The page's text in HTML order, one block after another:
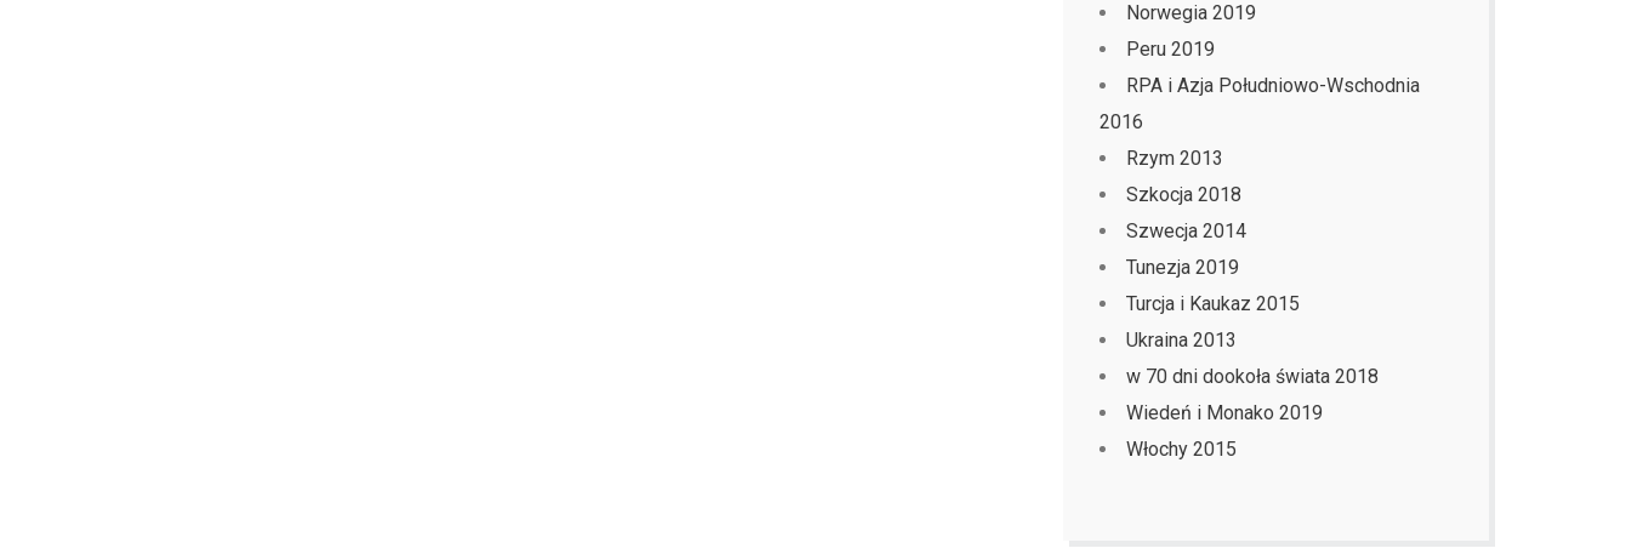
Norwegia 2019
Peru 2019
RPA i Azja Południowo-Wschodnia
2016
Rzym 2013
Szkocja 2018
Szwecja 2014
Tunezja 2019
Turcja i Kaukaz 2015
Ukraina 2013
w 70 dni dookoła świata 2018
Wiedeń i Monako 2019
Włochy 2015